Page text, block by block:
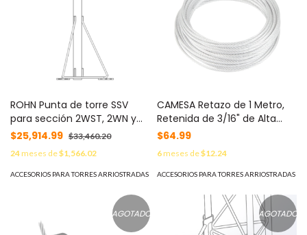
ROHN Punta de torre SSV
para sección 2WST, 2WN y
3WN. MOD: SSV3TT
$25,914.99 $33,460.20
24meses de$1,566.02
ACCESORIOS PARA TORRES ARRIOSTRADAS
CAMESA Retazo de 1 Metro,
Retenida de 3/16" de Alta
Resistencia, Galvanizado
clase A. MOD: S-RET-
474CAM*1MTS
$64.99
6meses de$12.24
ACCESORIOS PARA TORRES ARRIOSTRADAS
AGOTADO AGOTADO